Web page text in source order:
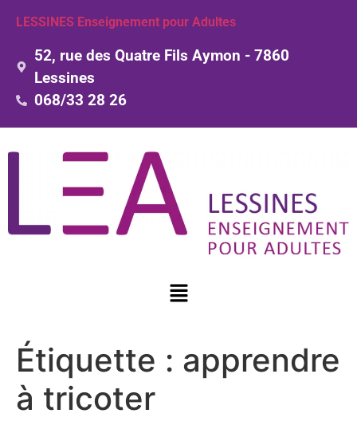
LESSINES Enseignement pour Adultes
52, rue des Quatre Fils Aymon - 7860
Lessines
068/33 28 26
Étiquette : apprendre
à tricoter